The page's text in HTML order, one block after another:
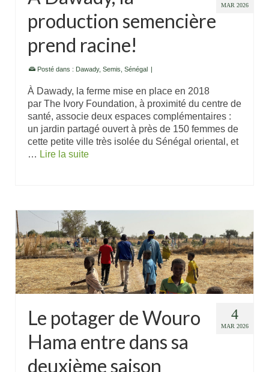
MAR 2026
production semencière
prend racine!
Posté dans : Dawady, Semis Sénégal |
À Dawady, la ferme mise en place en 2018
par The Ivory Foundation, à proximité du centre de
santé, associe deux espaces complémentaires :
un jardin partagé ouvert à près de 150 femmes de
cette petite ville très isolée du Sénégal oriental, et
… Lire la suite
4
MAR 2026
Le potager de Wouro
Hama entre dans sa
deuxième saison